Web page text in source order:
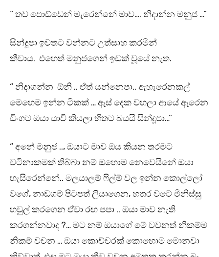
“ තව පොඩ්ඩෙන් මැරෙන්නේ මාව…. නිදාන්න මනුජ …”
සින්දූපා ඉවතට වන්නට උත්සාහ කරමින්
කීවාය. එහෙත් මනුජගෙන් ඉඩක් වූයේ නැත.
“ නිදාගන්න ඕනි .. ඒත් යන්නෙපා.. ඇහැරෙනකල්
මෙහෙම ඉන්න ටිකක් … ඇස් දෙක වහලා ආයේ ඇරෙන
ඩිංගට ඔයා යාවි කියලා හිතට බයයි සින්දූපා…”
“ අනේ මනුජ .., ඔයාට මාව ඔය කියන තරමට
වටිනාකමක් තිබ්බා නම් ඔහොම නෙවෙයිනේ ඔයා
හැසිරෙන්නේ.. මලයාලම් ෆිල්ම් වල ඉන්න කොල්ලෝ
වගේ, නාඩගම් පිටපත් ලියාගෙන, හතර වටේ මිනිස්සු
හවුල් කරගෙන ඒවා රඟ පපා .. ඔයා මාව නැති
කරගන්නවාද ?… මට නම් ඔයාගේ මේ වචනත් නිකම්ම
නිකම් වචන … ඔයා කොච්චරක් කොහොම මොනවා